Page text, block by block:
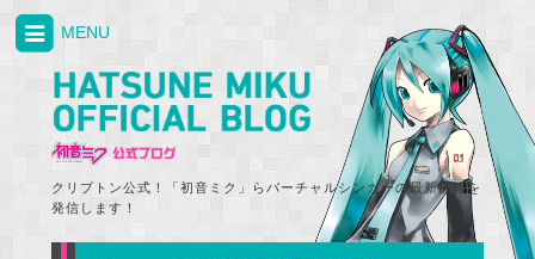
クリプトン公式！「初音ミク」らバーチャルシンガーの最新情報を
発信します！
MENU